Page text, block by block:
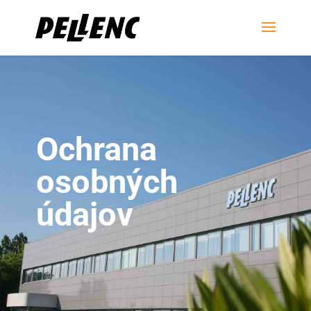
Ochrana
osobných
údajov